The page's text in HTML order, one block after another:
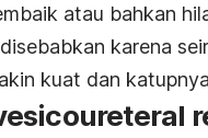
atau bahkan
karena
kuat dan